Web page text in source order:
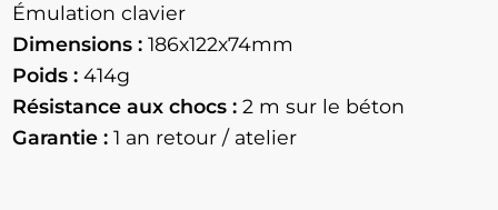
Émulation clavier
Dimensions : 186x122x74mm
Poids : 414g
Résistance aux chocs : 2 m sur le béton
Garantie : 1 an retour / atelier